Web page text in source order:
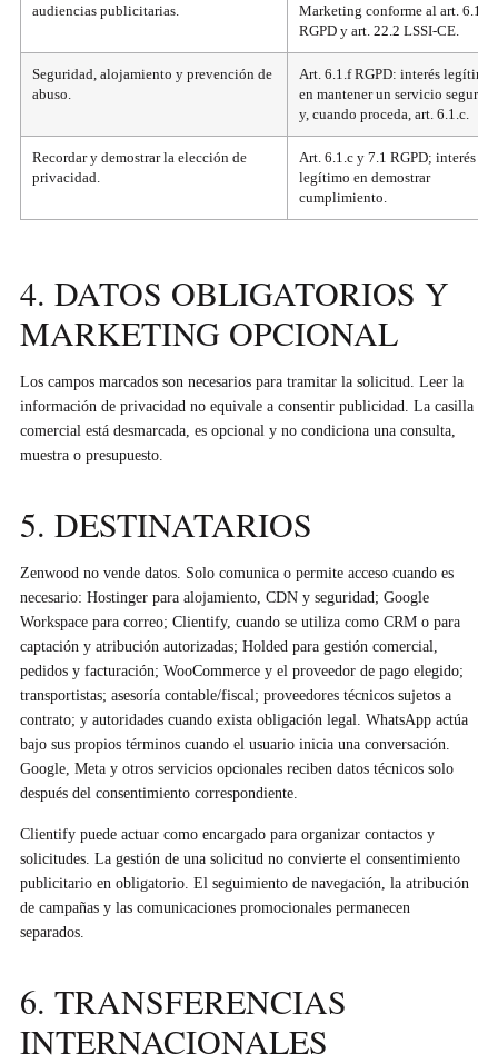
audiencias publicitarias.
Marketing conforme al art. 6.1.a
RGPD y art. 22.2 LSSI-CE.
Seguridad, alojamiento y prevención de
abuso.
Art. 6.1.f RGPD: interés legítimo
en mantener un servicio seguro;
y, cuando proceda, art. 6.1.c.
Recordar y demostrar la elección de
privacidad.
Art. 6.1.c y 7.1 RGPD; interés
legítimo en demostrar
cumplimiento.
4. DATOS OBLIGATORIOS Y
MARKETING OPCIONAL
Los campos marcados son necesarios para tramitar la solicitud. Leer la
información de privacidad no equivale a consentir publicidad. La casilla
comercial está desmarcada, es opcional y no condiciona una consulta,
muestra o presupuesto.
5. DESTINATARIOS
Zenwood no vende datos. Solo comunica o permite acceso cuando es
necesario: Hostinger para alojamiento, CDN y seguridad; Google
Workspace para correo; Clientify, cuando se utiliza como CRM o para
captación y atribución autorizadas; Holded para gestión comercial,
pedidos y facturación; WooCommerce y el proveedor de pago elegido;
transportistas; asesoría contable/fiscal; proveedores técnicos sujetos a
contrato; y autoridades cuando exista obligación legal. WhatsApp actúa
bajo sus propios términos cuando el usuario inicia una conversación.
Google, Meta y otros servicios opcionales reciben datos técnicos solo
después del consentimiento correspondiente.
Clientify puede actuar como encargado para organizar contactos y
solicitudes. La gestión de una solicitud no convierte el consentimiento
publicitario en obligatorio. El seguimiento de navegación, la atribución
de campañas y las comunicaciones promocionales permanecen
separados.
6. TRANSFERENCIAS
INTERNACIONALES